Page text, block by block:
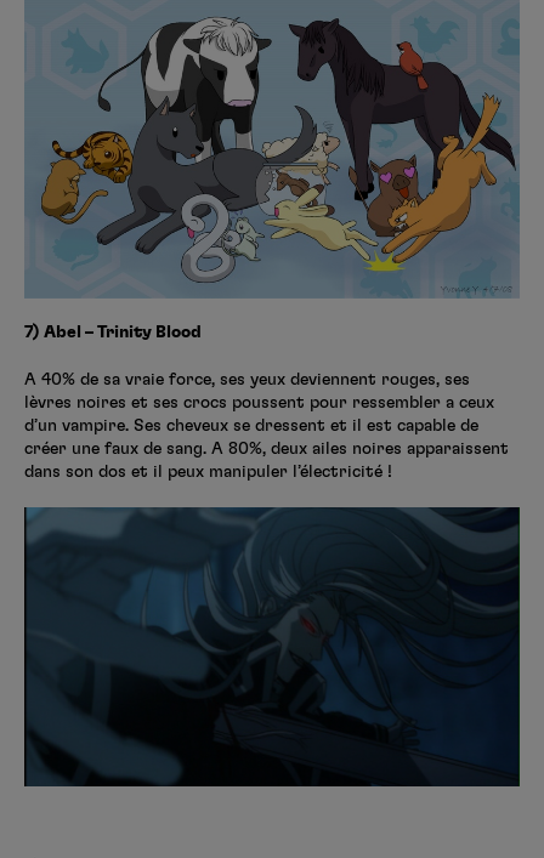
7) Abel – Trinity Blood
A 40% de sa vraie force, ses yeux deviennent rouges, ses
lèvres noires et ses crocs poussent pour ressembler a ceux
d’un vampire. Ses cheveux se dressent et il est capable de
créer une faux de sang. A 80%, deux ailes noires apparaissent
dans son dos et il peux manipuler l’électricité !